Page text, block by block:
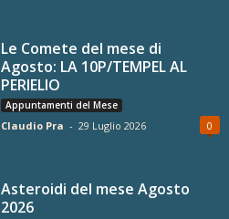
Le Comete del mese di
Agosto: LA 10P/TEMPEL AL
PERIELIO
Appuntamenti del Mese
Claudio Pra - 29 Luglio 2026 0
Asteroidi del mese Agosto
2026